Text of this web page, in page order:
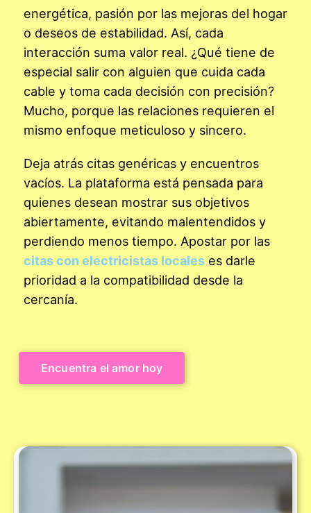
energética, pasión por las mejoras del hogar
o deseos de estabilidad. Así, cada
interacción suma valor real. ¿Qué tiene de
especial salir con alguien que cuida cada
cable y toma cada decisión con precisión?
Mucho, porque las relaciones requieren el
mismo enfoque meticuloso y sincero.
Deja atrás citas genéricas y encuentros
vacíos. La plataforma está pensada para
quienes desean mostrar sus objetivos
abiertamente, evitando malentendidos y
perdiendo menos tiempo. Apostar por las
citas con electricistas locales es darle
prioridad a la compatibilidad desde la
cercanía.
Encuentra el amor hoy